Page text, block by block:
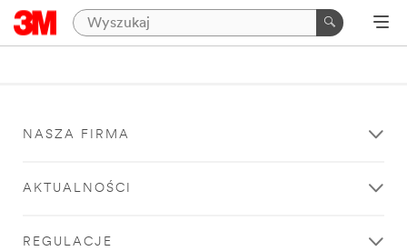
NASZA FIRMA
AKTUALNOŚCI
REGULACJE